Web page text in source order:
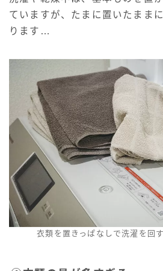
ていますが、たまに置いたまま
ります…
衣類を置きっぱなしで洗濯を回